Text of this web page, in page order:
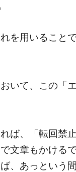
を用いること
いて、この「
ば、「転回禁
文章もかける
、あっという